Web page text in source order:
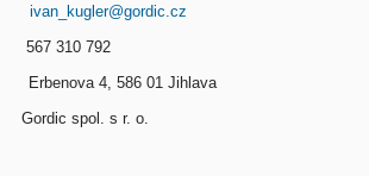
ivan_kugler@gordic.cz
567 310 792
Erbenova 4, 586 01 Jihlava
Gordic spol. s r. o.